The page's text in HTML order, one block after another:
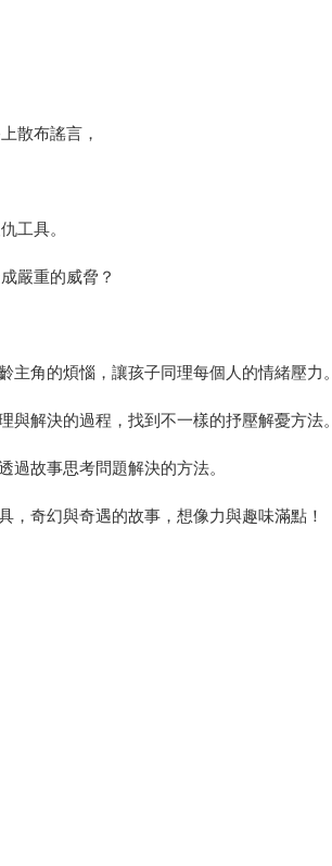
散布謠言，
工具。
嚴重的威脅？
角的煩惱，讓孩子同理每個人的情緒壓力。
解決的過程，找到不一樣的抒壓解憂方法。
過故事思考問題解決的方法。
，奇幻與奇遇的故事，想像力與趣味滿點！